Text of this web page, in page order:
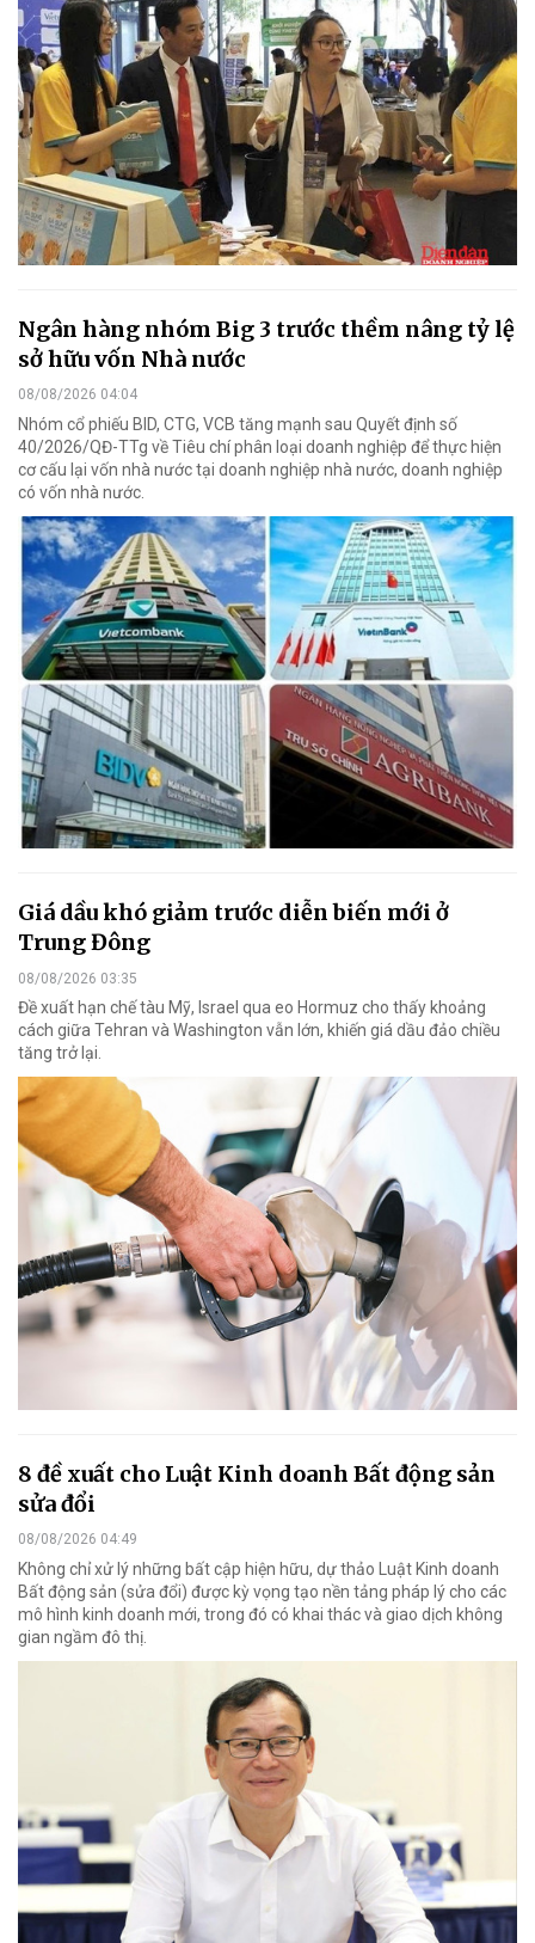
Ngân hàng nhóm Big 3 trước thềm nâng tỷ lệ
sở hữu vốn Nhà nước
08/08/2026 04:04
Nhóm cổ phiếu BID, CTG, VCB tăng mạnh sau Quyết định số
40/2026/QĐ-TTg về Tiêu chí phân loại doanh nghiệp để thực hiện
cơ cấu lại vốn nhà nước tại doanh nghiệp nhà nước, doanh nghiệp
có vốn nhà nước.
Giá dầu khó giảm trước diễn biến mới ở
Trung Đông
08/08/2026 03:35
Đề xuất hạn chế tàu Mỹ, Israel qua eo Hormuz cho thấy khoảng
cách giữa Tehran và Washington vẫn lớn, khiến giá dầu đảo chiều
tăng trở lại.
8 đề xuất cho Luật Kinh doanh Bất động sản
sửa đổi
08/08/2026 04:49
Không chỉ xử lý những bất cập hiện hữu, dự thảo Luật Kinh doanh
Bất động sản (sửa đổi) được kỳ vọng tạo nền tảng pháp lý cho các
mô hình kinh doanh mới, trong đó có khai thác và giao dịch không
gian ngầm đô thị.